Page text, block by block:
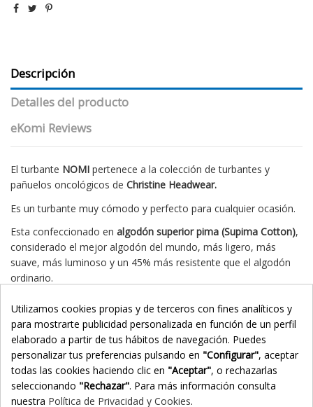
Descripción
Detalles del producto
eKomi Reviews
El turbante NOMI pertenece a la colección de turbantes y
pañuelos oncológicos de Christine Headwear.
Es un turbante muy cómodo y perfecto para cualquier ocasión.
Esta confeccionado en algodón superior pima (Supima Cotton),
considerado el mejor algodón del mundo, más ligero, más
suave, más luminoso y un 45% más resistente que el algodón
ordinario.
pliegues a lo largo del contorno, pudiendo colocarlas planas o
bien arrugarlas para conseguir mas volumen.
Este turbante, gracias a su diseño sin costuras y su tejido
natural de máxima calidad esta indicado para utilizar en casos
de alopecia o caida de cabello como causa de tratamientos
oncológicos como la quimioterapia.
Utilizamos cookies propias y de terceros con fines analíticos y
para mostrarte publicidad personalizada en función de un perfil
elaborado a partir de tus hábitos de navegación. Puedes
personalizar tus preferencias pulsando en "Configurar", aceptar
todas las cookies haciendo clic en "Aceptar", o rechazarlas
seleccionando "Rechazar". Para más información consulta
nuestra Política de Privacidad y Cookies.